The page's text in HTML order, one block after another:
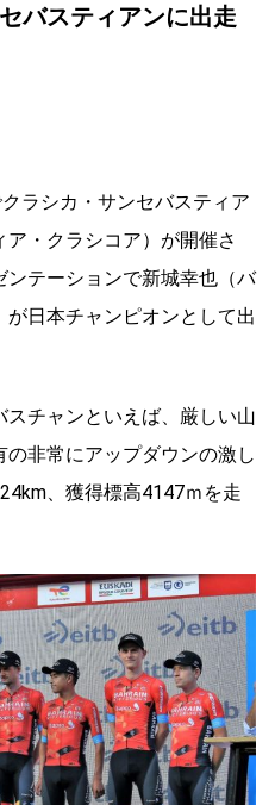
バスティアンに出走
ラシカ・サンセバスティア
・クラシコア）が開催さ
テーションで新城幸也（バ
が日本チャンピオンとして出
チャンといえば、厳しい山
非常にアップダウンの激し
、獲得標高4147ｍを走